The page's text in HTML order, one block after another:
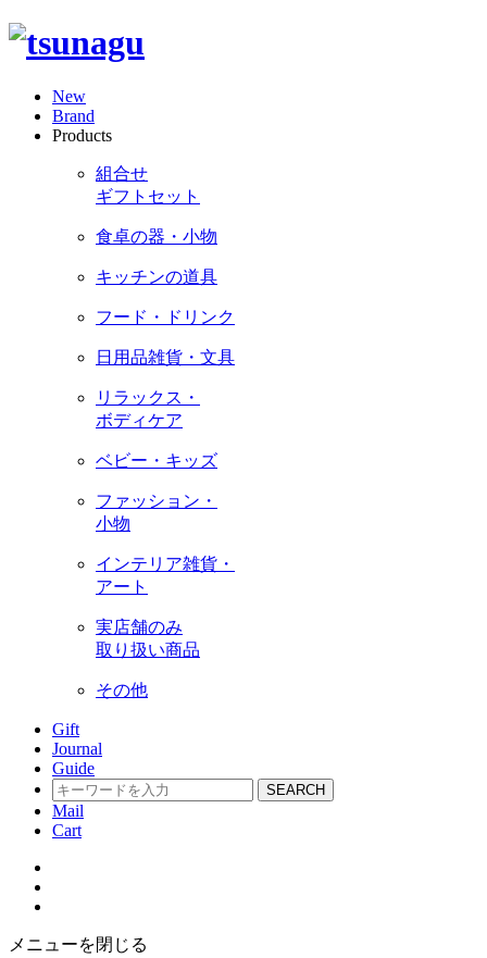
New
Brand
Products
組合せ
ギフトセット
食卓の器・小物
キッチンの道具
フード・ドリンク
日用品雑貨・文具
リラックス・
ボディケア
ベビー・キッズ
ファッション・
小物
インテリア雑貨・
アート
実店舗のみ
取り扱い商品
その他
Gift
Journal
Guide
SEARCH
Mail
Cart
メニューを閉じる